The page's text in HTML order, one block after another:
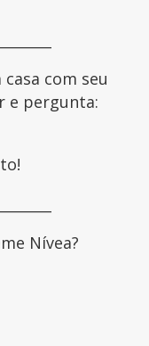
com seu
e pergunta:
Nívea?